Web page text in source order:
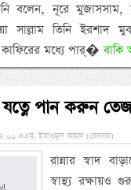
বলেন, নূরে মুজাসসাম,
সাল্লাম তিনি
মধ্যে পার্�
যত্নে পান করুন
এএম, ইয়াওমুল আহাদ (রোববার)
রান্নার স্বাদ
স্বাস্থ্য রক্ষায়ও